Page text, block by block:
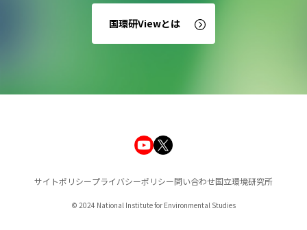
国環研Viewとは
サイトポリシープライバシーポリシー問い合わせ国立環境研究所
© 2024 National Institute for Environmental Studies